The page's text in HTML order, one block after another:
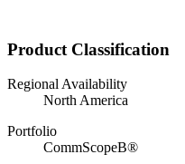
Product Classification
Regional Availability
North America
Portfolio
CommScopeВ®